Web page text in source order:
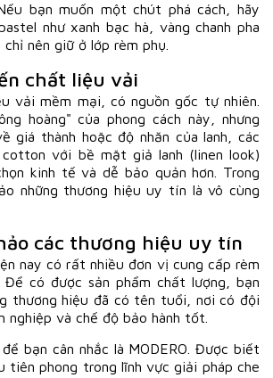
bạn muốn một chút phá cách, hãy
như xanh bạc hà, vàng chanh pha
nên giữ ở lớp rèm phụ.
chất liệu vải
vải mềm mại, có nguồn gốc tự nhiên.
hoàng" của phong cách này, nhưng
giá thành hoặc độ nhăn của lanh, các
với bề mặt giả lanh (linen look)
kinh tế và dễ bảo quản hơn. Trong
những thương hiệu uy tín là vô cùng
các thương hiệu uy tín
nay có rất nhiều đơn vị cung cấp rèm
Để có được sản phẩm chất lượng, bạn
thương hiệu đã có tên tuổi, nơi có đội
nghiệp và chế độ bảo hành tốt.
bạn cân nhắc là MODERO. Được biết
tiên phong trong lĩnh vực giải pháp che